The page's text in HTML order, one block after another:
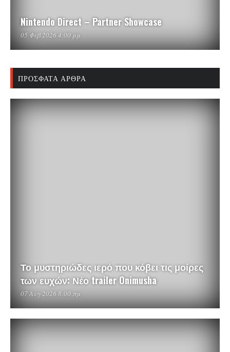
Nintendo Direct – Partner Showcase
05 Φεβ 2026 4:00 μμ
ΠΡΌΣΦΑΤΑ ΆΡΘΡΑ
Το μυστηριώδες ιερό που κόβει τις μοίρες
των ευχών: Νέο trailer Onimusha
07 Αυγ 2026 8:00 πμ